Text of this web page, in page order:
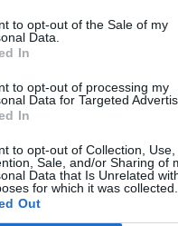
to opt-out of the Sale of my
Data.
In
to opt-out of processing my
Data for Targeted
In
to opt-out of Collection, Use,
Sale, and/or Sharing of
Data that Is Unrelated
for which it was collected.
Out
στην
Θεσμών του
Οργανισμού
Ο
21/01/